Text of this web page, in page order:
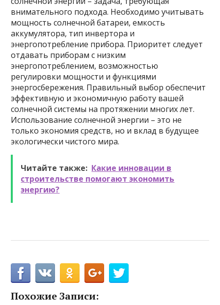
внимательного подхода. Необходимо учитывать
мощность солнечной батареи, емкость
аккумулятора, тип инвертора и
энергопотребление прибора. Приоритет следует
отдавать приборам с низким
энергопотреблением, возможностью
регулировки мощности и функциями
энергосбережения. Правильный выбор обеспечит
эффективную и экономичную работу вашей
солнечной системы на протяжении многих лет.
Использование солнечной энергии – это не
только экономия средств, но и вклад в будущее
экологически чистого мира.
Читайте также: Какие инновации в
строительстве помогают экономить
энергию?
Похожие Записи: